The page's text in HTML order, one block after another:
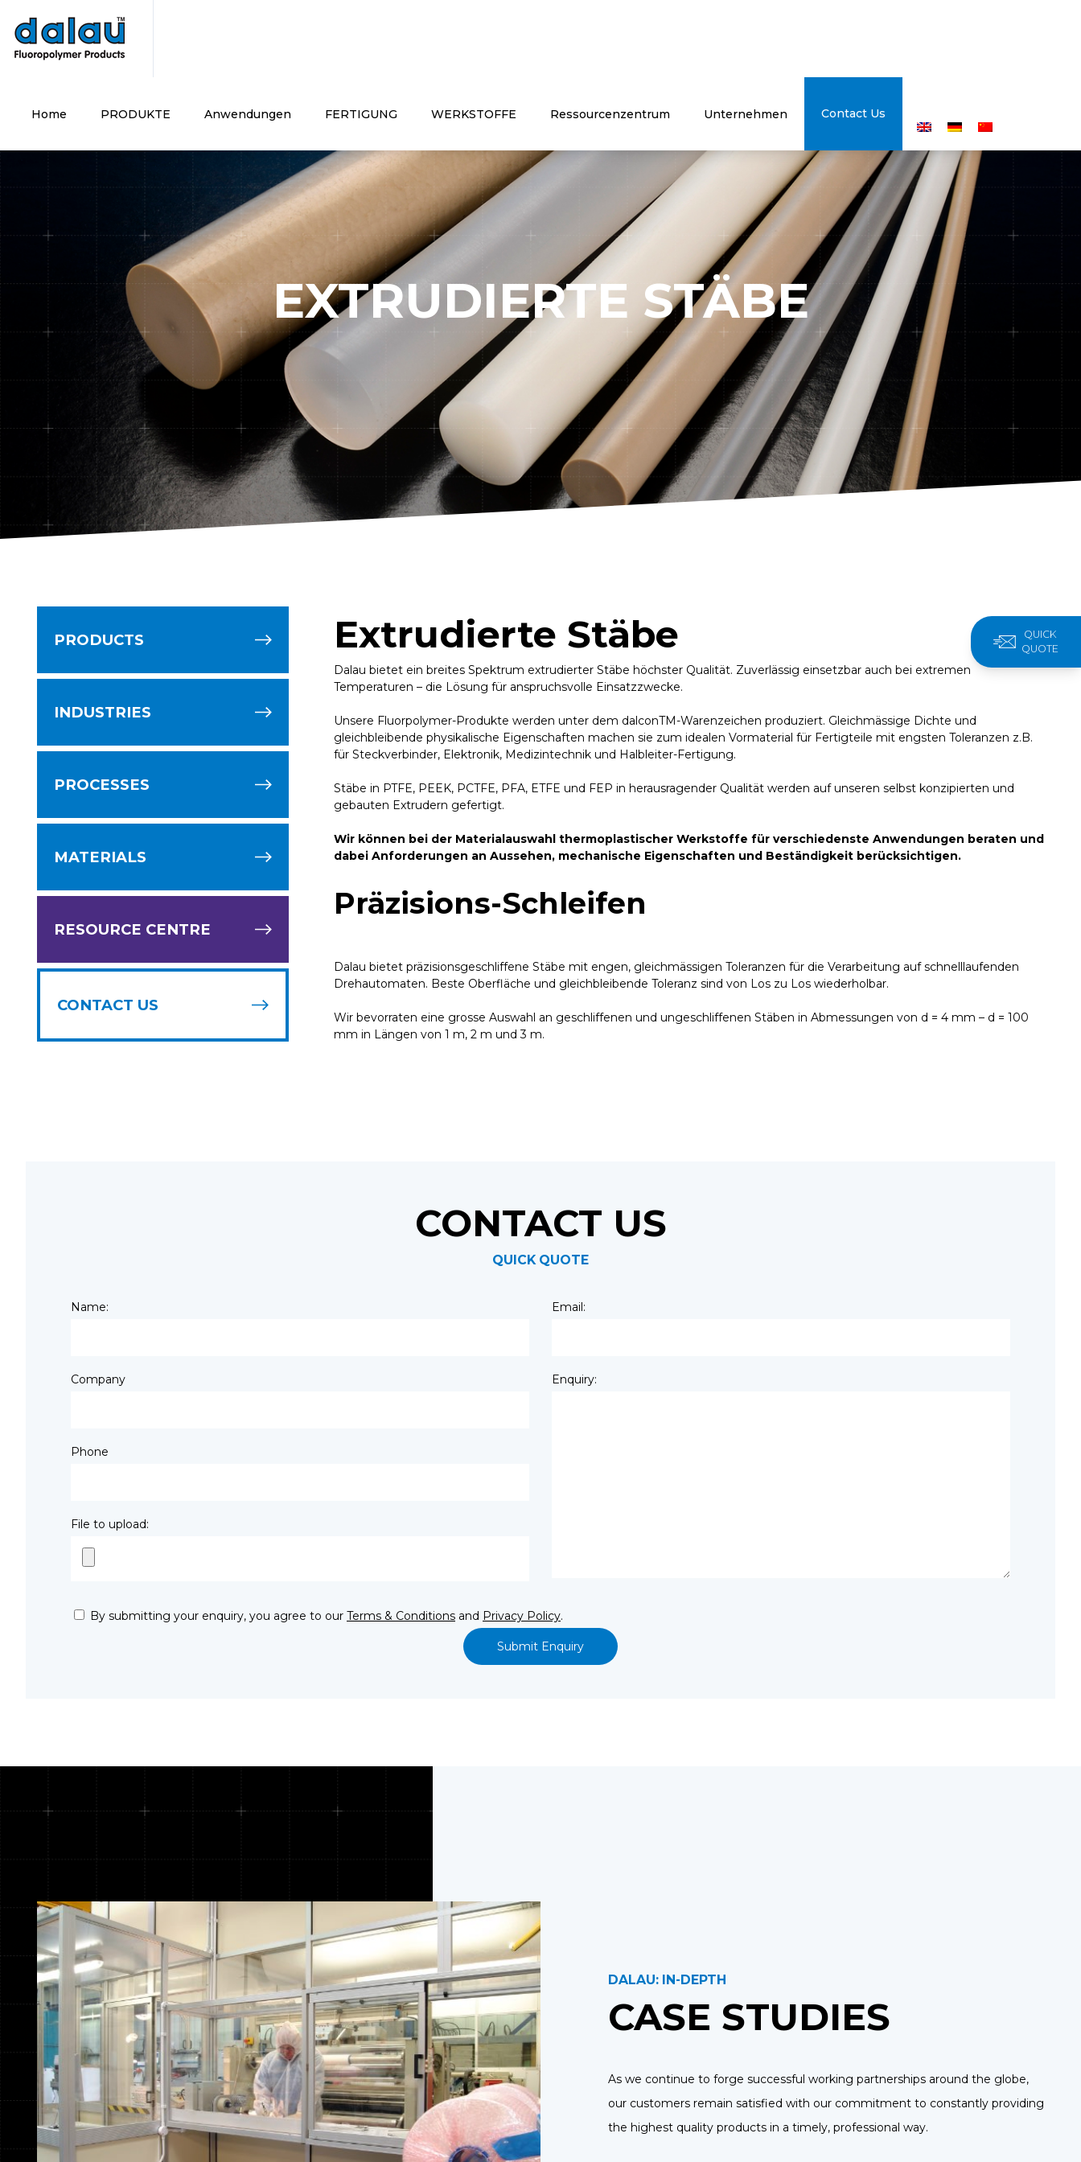
Home PRODUKTE Anwendungen FERTIGUNG WERKSTOFFE Ressourcenzentrum Unternehmen Contact Us
EXTRUDIERTE STÄBE
PRODUCTS
INDUSTRIES
PROCESSES
MATERIALS
RESOURCE CENTRE
CONTACT US
Extrudierte Stäbe
Dalau bietet ein breites Spektrum extrudierter Stäbe höchster Qualität. Zuverlässig einsetzbar auch bei extremen
Temperaturen – die Lösung für anspruchsvolle Einsatzzwecke.
Unsere Fluorpolymer-Produkte werden unter dem dalconTM-Warenzeichen produziert. Gleichmässige Dichte und
gleichbleibende physikalische Eigenschaften machen sie zum idealen Vormaterial für Fertigteile mit engsten Toleranzen z.B.
für Steckverbinder, Elektronik, Medizintechnik und Halbleiter-Fertigung.
Stäbe in PTFE, PEEK, PCTFE, PFA, ETFE und FEP in herausragender Qualität werden auf unseren selbst konzipierten und
gebauten Extrudern gefertigt.
Wir können bei der Materialauswahl thermoplastischer Werkstoffe für verschiedenste Anwendungen beraten und
dabei Anforderungen an Aussehen, mechanische Eigenschaften und Beständigkeit berücksichtigen.
Präzisions-Schleifen
Dalau bietet präzisionsgeschliffene Stäbe mit engen, gleichmässigen Toleranzen für die Verarbeitung auf schnelllaufenden
Drehautomaten. Beste Oberfläche und gleichbleibende Toleranz sind von Los zu Los wiederholbar.
Wir bevorraten eine grosse Auswahl an geschliffenen und ungeschliffenen Stäben in Abmessungen von d = 4 mm – d = 100
mm in Längen von 1 m, 2 m und 3 m.
QUICK
QUOTE
CONTACT US
QUICK QUOTE
Name:
Company
Phone
File to upload:
Email:
Enquiry:
By submitting your enquiry, you agree to our Terms & Conditions and Privacy Policy.
DALAU: IN-DEPTH
CASE STUDIES
As we continue to forge successful working partnerships around the globe,
our customers remain satisfied with our commitment to constantly providing
the highest quality products in a timely, professional way.